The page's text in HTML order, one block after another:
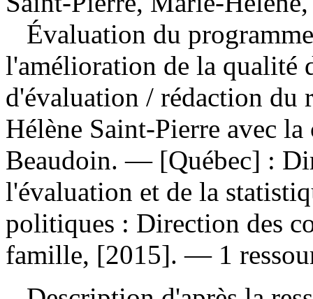
Évaluation du
l'amélioration de la qualité
d'évaluation / rédaction du
Hélène Saint-Pierre avec
Beaudoin. — [Québec] :
l'évaluation et de la
politiques : Direction des
famille, [2015]. — 1